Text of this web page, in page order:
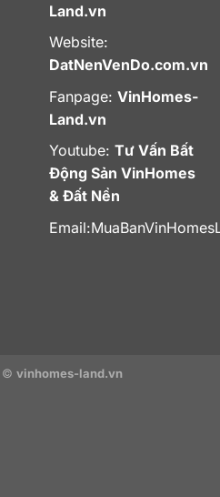
Land.vn
Website:
DatNenVenDo.com.vn
Fanpage: VinHomes-
Land.vn
Youtube: Tư Vấn Bất
Động Sản VinHomes
& Đất Nền
Email:
© vinhomes-land.vn